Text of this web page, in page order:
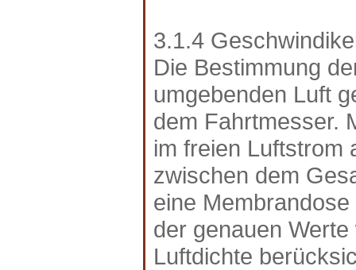
3.1.4
Die Bestimmung
umgebenden Luft
dem Fahrtmesser.
im freien Luftstrom
zwischen dem
eine
der genauen
Luftdichte